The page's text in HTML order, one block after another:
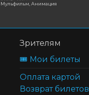
Мульфильм, Анимация
Зрителям
🎟️ Мои билеты
Оплата картой
Возврат билетов